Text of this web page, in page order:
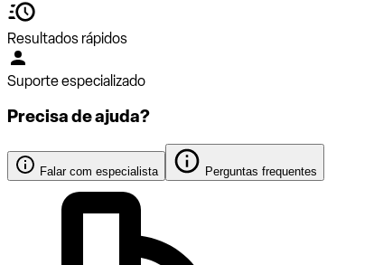
Resultados rápidos
Suporte especializado
Precisa de ajuda?
Falar com especialista Perguntas frequentes